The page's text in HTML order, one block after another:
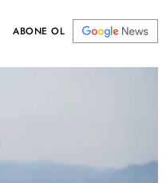
ABONE OL